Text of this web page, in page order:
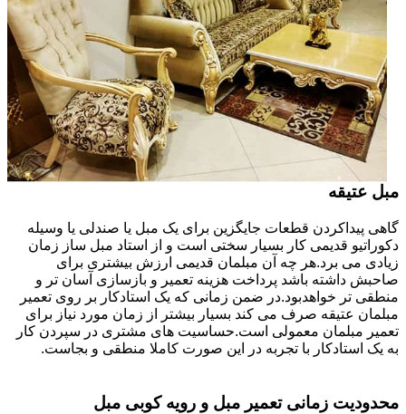
مبل عتیقه
گاهی پیداکردن قطعات جایگزین برای یک مبل یا صندلی یا وسیله
دکوراتیو قدیمی کار بسیار سختی است و از استاد مبل ساز زمان
زیادی می برد.هر چه آن مبلمان قدیمی ارزش بیشتری برای
صاحبش داشته باشد پرداخت هزینه تعمیر و بازسازی آسان تر و
منطقی تر خواهدبود.در ضمن زمانی که یک استادکار بر روی تعمیر
مبلمان عتیقه صرف می کند بسیار بیشتر از زمان مورد نیاز برای
تعمیر مبلمان معمولی است.حساسیت های مشتری در سپردن کار
به یک استادکار با تجربه در این صورت کاملا منطقی و بجاست.
محدودیت زمانی تعمیر مبل و رویه کوبی مبل